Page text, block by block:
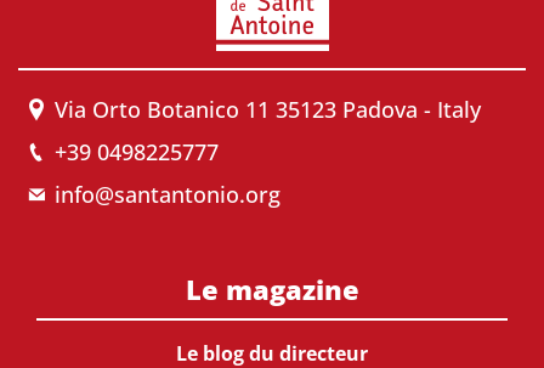
Via Orto Botanico 11 35123 Padova - Italy
+39 0498225777
info@santantonio.org
Le magazine
Le blog du directeur